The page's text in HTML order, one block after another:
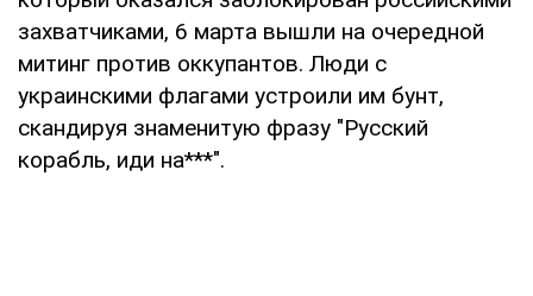
захватчиками, 6 марта вышли на очередной
митинг против оккупантов. Люди с
украинскими флагами устроили им бунт,
скандируя знаменитую фразу "Русский
корабль, иди на***".